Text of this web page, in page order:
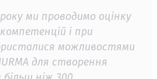
ми проводимо оцінку
і при
можливостями
для створення